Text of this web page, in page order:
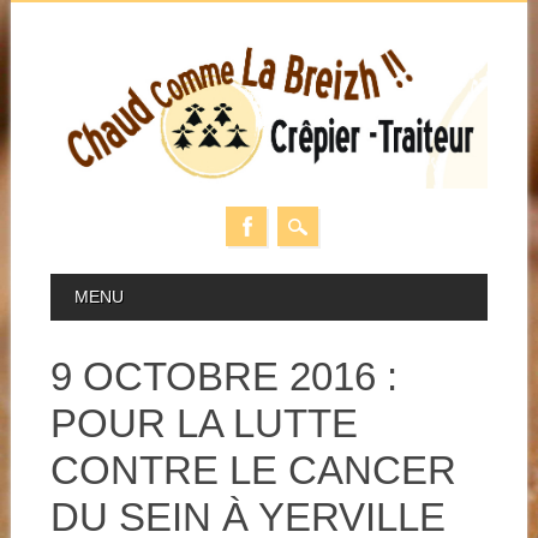
MAIN MENU
MENU
9 OCTOBRE 2016 :
POUR LA LUTTE
CONTRE LE CANCER
DU SEIN À YERVILLE